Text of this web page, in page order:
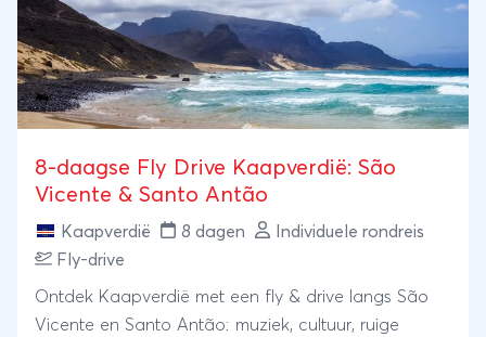
8-daagse Fly Drive Kaapverdië: São
Vicente & Santo Antão
Kaapverdië 8 dagen
Individuele rondreis
Fly-drive
Ontdek Kaapverdië met een fly & drive langs São
Vicente en Santo Antão: muziek, cultuur, ruige